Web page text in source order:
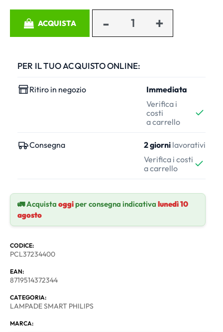
ACQUISTA
PER IL TUO ACQUISTO ONLINE:
Ritiro in negozio
Immediata
Verifica i
costi
a carrello
Consegna 2 giorni lavorativi
Verifica i costi
a carrello
🚛 Acquista oggiper consegna indicativa lunedì 10
agosto
CODICE:
PCL37234400
EAN:
8719514372344
CATEGORIA:
LAMPADE SMART PHILIPS
MARCA: